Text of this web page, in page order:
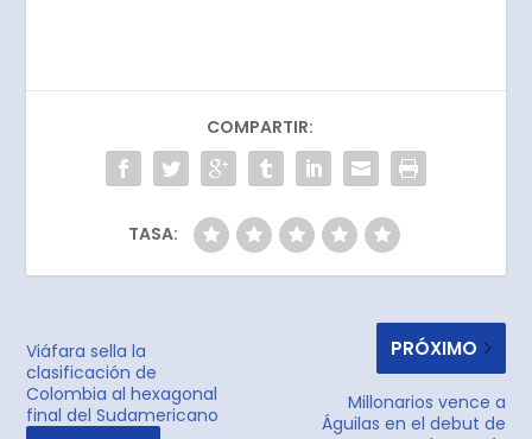
COMPARTIR:
TASA:
Viáfara sella la
clasificación de
Colombia al hexagonal
final del Sudamericano
PRÓXIMO
Millonarios vence a
Águilas en el debut de